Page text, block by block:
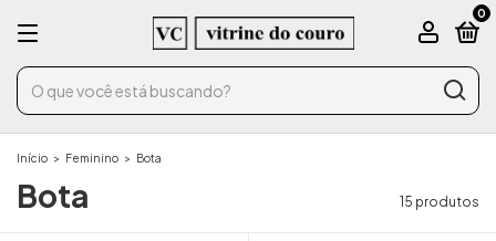
0
Início > Feminino > Bota
Bota 15 produtos